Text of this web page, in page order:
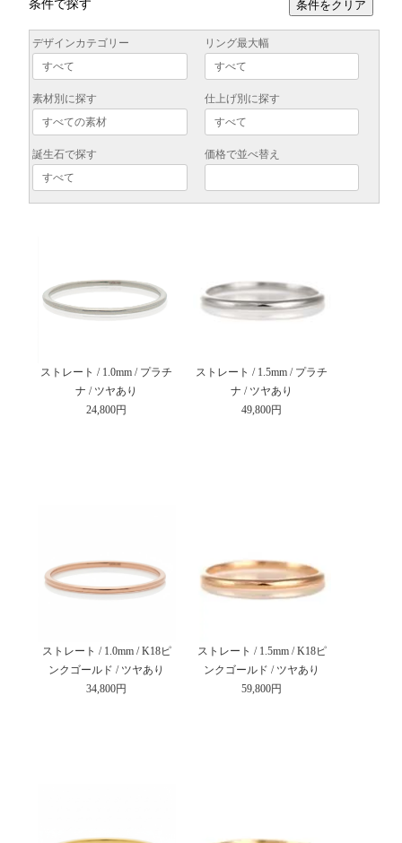
条件で探す 条件をクリア
デザインカテゴリー リング最大幅
素材別に探す 仕上げ別に探す
誕生石で探す 価格で並べ替え
ストレート / 1.0mm / プラチ
ナ / ツヤあり
24,800円
ストレート / 1.5mm / プラチ
ナ / ツヤあり
49,800円
ストレート / 1.0mm / K18ピ
ンクゴールド / ツヤあり
34,800円
ストレート / 1.5mm / K18ピ
ンクゴールド / ツヤあり
59,800円